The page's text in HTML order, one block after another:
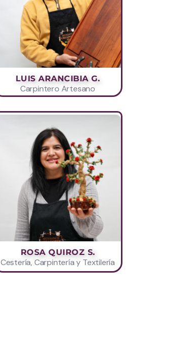
LUIS ARANCIBIA G.
Carpintero Artesano
ROSA QUIROZ S.
Cestería, Carpintería y Textilería